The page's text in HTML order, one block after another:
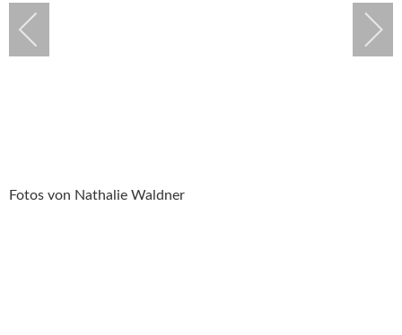
Fotos von Nathalie Waldner